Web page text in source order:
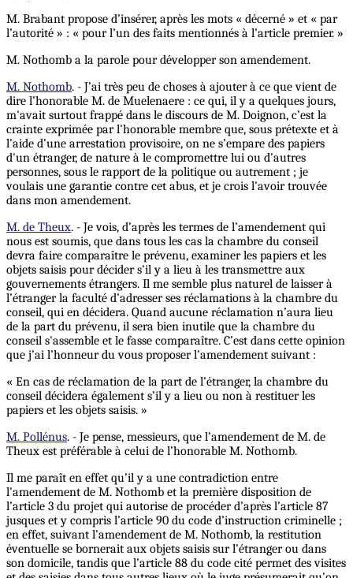
M. Brabant propose d’insérer, après les mots « décerné » et « par
l’autorité » : « pour l’un des faits mentionnés à l’article premier. »
M. Nothomb a la parole pour développer son amendement.
M. Nothomb. - J’ai très peu de choses à ajouter à ce que vient de
dire l’honorable M. de Muelenaere : ce qui, il y a quelques jours,
m'avait surtout frappé dans le discours de M. Doignon, c’est la
crainte exprimée par l'honorable membre que, sous prétexte et à
l’aide d’une arrestation provisoire, on ne s’empare des papiers
d'un étranger, de nature à le compromettre lui ou d’autres
personnes, sous le rapport de la politique ou autrement ; je
voulais une garantie contre cet abus, et je crois l'avoir trouvée
dans mon amendement.
M. de Theux. - Je vois, d’après les termes de l’amendement qui
nous est soumis, que dans tous les cas la chambre du conseil
devra faire comparaître le prévenu, examiner les papiers et les
objets saisis pour décider s’il y a lieu à les transmettre aux
gouvernements étrangers. Il me semble plus naturel de laisser à
l’étranger la faculté d’adresser ses réclamations à la chambre du
conseil, qui en décidera. Quand aucune réclamation n’aura lieu
de la part du prévenu, il sera bien inutile que la chambre du
conseil s'assemble et le fasse comparaître. C’est dans cette opinion
que j’ai l’honneur du vous proposer l’amendement suivant :
« En cas de réclamation de la part de l’étranger, la chambre du
conseil décidera également s’il y a lieu ou non à restituer les
papiers et les objets saisis. »
M. Pollénus. - Je pense, messieurs, que l’amendement de M. de
Theux est préférable à celui de l’honorable M. Nothomb.
Il me paraît en effet qu’il y a une contradiction entre
l'amendement de M. Nothomb et la première disposition de
l’article 3 du projet qui autorise de procéder d’après l’article 87
jusques et y compris l’article 90 du code d’instruction criminelle ;
en effet, suivant l’amendement de M. Nothomb, la restitution
éventuelle se bornerait aux objets saisis sur l’étrangerou dans
son domicile, tandis que l’article 88 du code cité permet des visites